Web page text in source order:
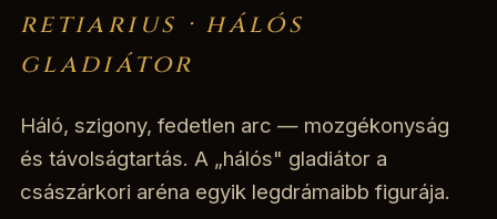
Gladiátortípusok
Aréna arcai
Bemutatók
retiarius · hálós
gladiátor
Háló, szigony, fedetlen arc — mozgékonyság
és távolságtartás. A „hálós" gladiátor a
császárkori aréna egyik legdrámaibb figurája.